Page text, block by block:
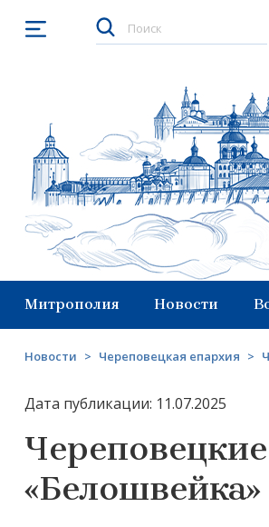
Открыть меню
Митрополия Новости
Новости > Череповецкая епархия >
Дата публикации: 11.07.2025